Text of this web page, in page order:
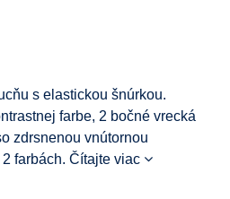
s elastickou šnúrkou.
farbe, 2 bočné vrecká
zdrsnenou vnútornou
2 farbách.Čítajte viac